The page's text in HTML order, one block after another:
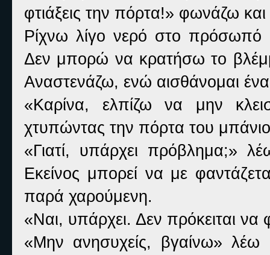
φτιάξεις την πόρτα!» φωνάζω
Ρίχνω λίγο νερό στο πρόσωπό
Δεν μπορώ να κρατήσω το
Αναστενάζω, ενώ αισθάνομαι
«Καρίνα, ελπίζω να μην
χτυπώντας την πόρτα του
«Γιατί, υπάρχει πρόβλημα;»
Εκείνος μπορεί να με
παρά χαρούμενη.
«Ναι, υπάρχει. Δεν πρόκειται να
«Μην ανησυχείς, βγαίνω»